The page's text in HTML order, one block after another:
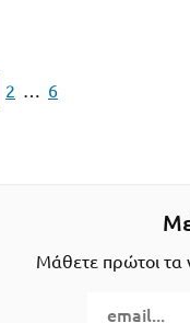
2 … 6
Μάθετε πρώτοι τα